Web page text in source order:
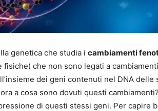
genetica che studia i cambiamenti
che non sono legati a
dei geni contenuti nel DNA delle
a cosa sono dovuti questi
di questi stessi geni. Per capire